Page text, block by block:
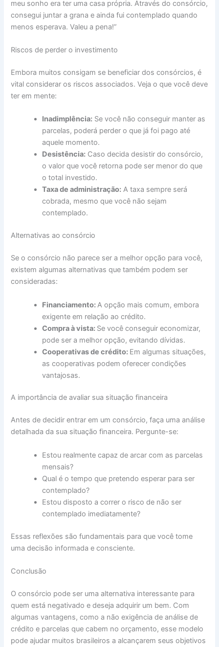
meu sonho era ter uma casa própria. Através do consórcio,
consegui juntar a grana e ainda fui contemplado quando
menos esperava. Valeu a pena!”
Riscos de perder o investimento
Embora muitos consigam se beneficiar dos consórcios, é
vital considerar os riscos associados. Veja o que você deve
ter em mente:
Inadimplência: Se você não conseguir manter as
parcelas, poderá perder o que já foi pago até
aquele momento.
Desistência: Caso decida desistir do consórcio,
o valor que você retorna pode ser menor do que
o total investido.
Taxa de administração: A taxa sempre será
cobrada, mesmo que você não sejam
contemplado.
Alternativas ao consórcio
Se o consórcio não parece ser a melhor opção para você,
existem algumas alternativas que também podem ser
consideradas:
Financiamento: A opção mais comum, embora
exigente em relação ao crédito.
Compra à vista: Se você conseguir economizar,
pode ser a melhor opção, evitando dívidas.
Cooperativas de crédito: Em algumas situações,
as cooperativas podem oferecer condições
vantajosas.
A importância de avaliar sua situação financeira
Antes de decidir entrar em um consórcio, faça uma análise
detalhada da sua situação financeira. Pergunte-se:
Estou realmente capaz de arcar com as parcelas
mensais?
Qual é o tempo que pretendo esperar para ser
contemplado?
Estou disposto a correr o risco de não ser
contemplado imediatamente?
Essas reflexões são fundamentais para que você tome
uma decisão informada e consciente.
Conclusão
O consórcio pode ser uma alternativa interessante para
quem está negativado e deseja adquirir um bem. Com
algumas vantagens, como a não exigência de análise de
crédito e parcelas que cabem no orçamento, esse modelo
pode ajudar muitos brasileiros a alcançarem seus objetivos